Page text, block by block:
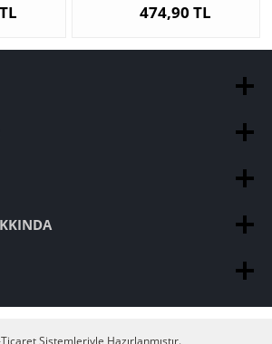
474,90 TL
TicaretSistemleriyle Hazırlanmıştır.